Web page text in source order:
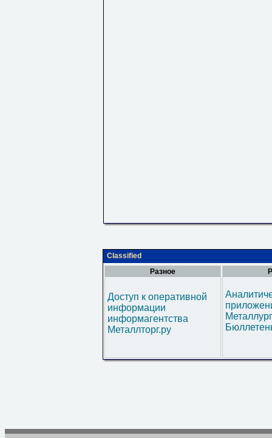
Classified
Разное
Доступ к оперативной
информации
информагентства
Металлторг.ру